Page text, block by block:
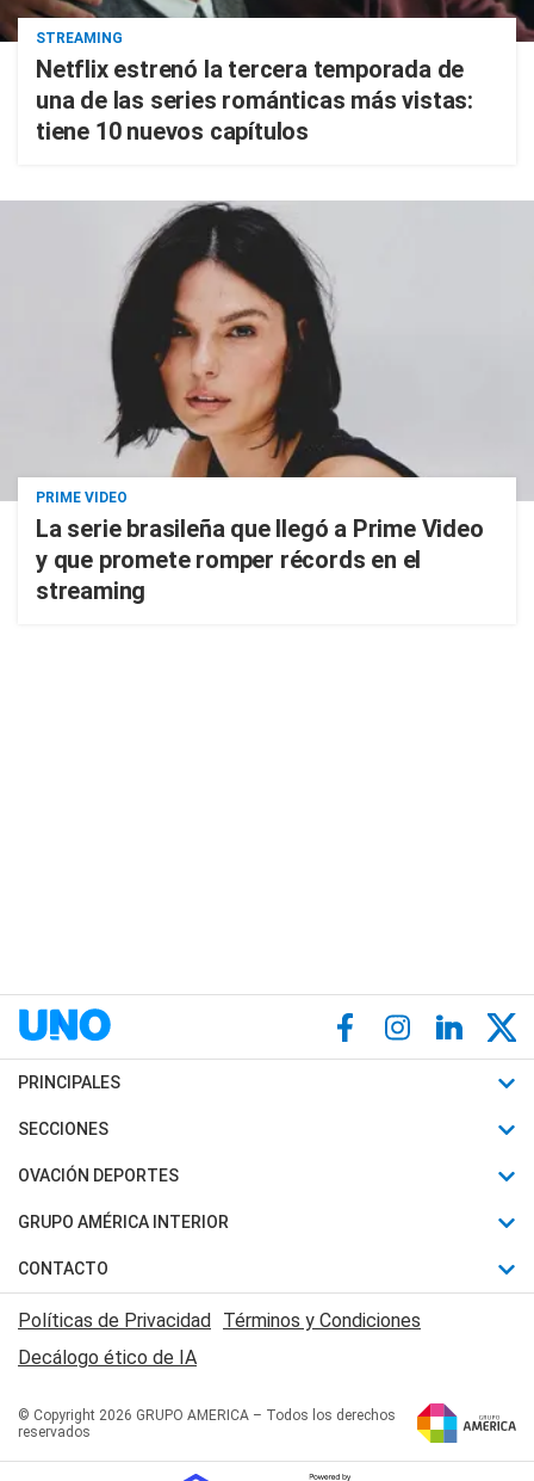
STREAMING
Netflix estrenó la tercera temporada de
una de las series románticas más vistas:
tiene 10 nuevos capítulos
PRIME VIDEO
La serie brasileña que llegó a Prime Video
y que promete romper récords en el
streaming
PRINCIPALES
Últimas Noticias
Política
Judiciales
Economia
SECCIONES
Horóscopo
Motores
Trucos caseros
Series y Películas
Edictos y Solicitadas
OVACIÓN DEPORTES
Fútbol
Mundial
Automovilismo
Rugby
Básquet
GRUPO AMÉRICA INTERIOR
Canal 7 en Vivo
San Juan 8
CONTACTO
Acerca de Nosotros
Contactanos
Políticas de Privacidad Términos y Condiciones
Decálogo ético de IA
© Copyright 2026 GRUPO AMERICA – Todos los derechos
reservados